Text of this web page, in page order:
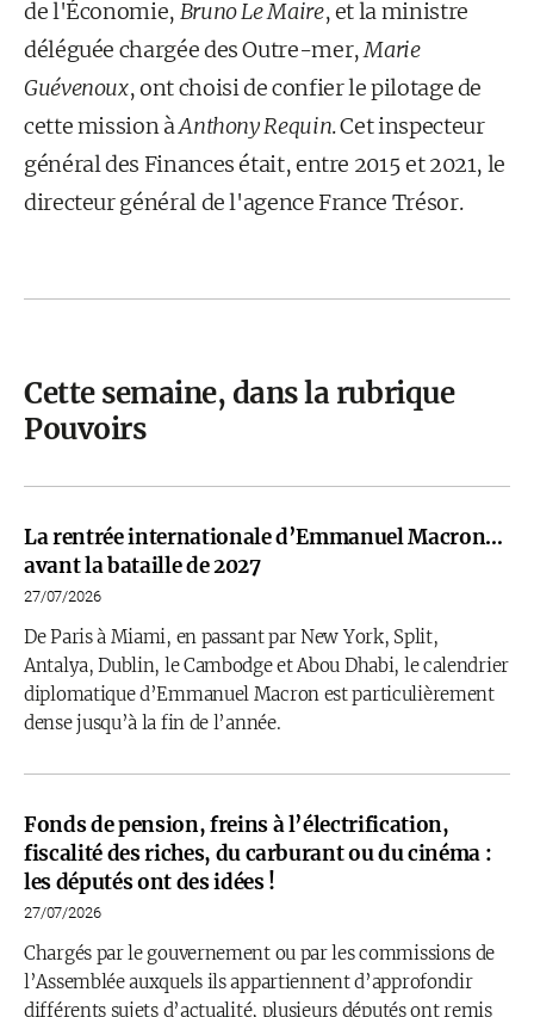
de l'Économie, Bruno Le Maire, et la ministre
déléguée chargée des Outre-mer,Marie
Guévenoux, ont choisi de confier le pilotage de
cette mission àAnthony Requin. Cet inspecteur
général des Finances était, entre 2015 et 2021, le
directeur général de l'agence France Trésor.
Cette semaine, dans la rubrique
Pouvoirs
La rentrée internationale d’Emmanuel Macron…
avant la bataille de 2027
27/07/2026
De Paris à Miami, en passant par New York, Split,
Antalya, Dublin, le Cambodge et Abou Dhabi, le calendrier
diplomatique d’Emmanuel Macron est particulièrement
dense jusqu’à la fin de l’année.
Fonds de pension, freins à l’électrification,
fiscalité des riches, du carburant ou du cinéma :
les députés ont des idées !
27/07/2026
Chargés par le gouvernement ou par les commissions de
l’Assemblée auxquels ils appartiennent d’approfondir
différents sujets d’actualité, plusieurs députés ont remis